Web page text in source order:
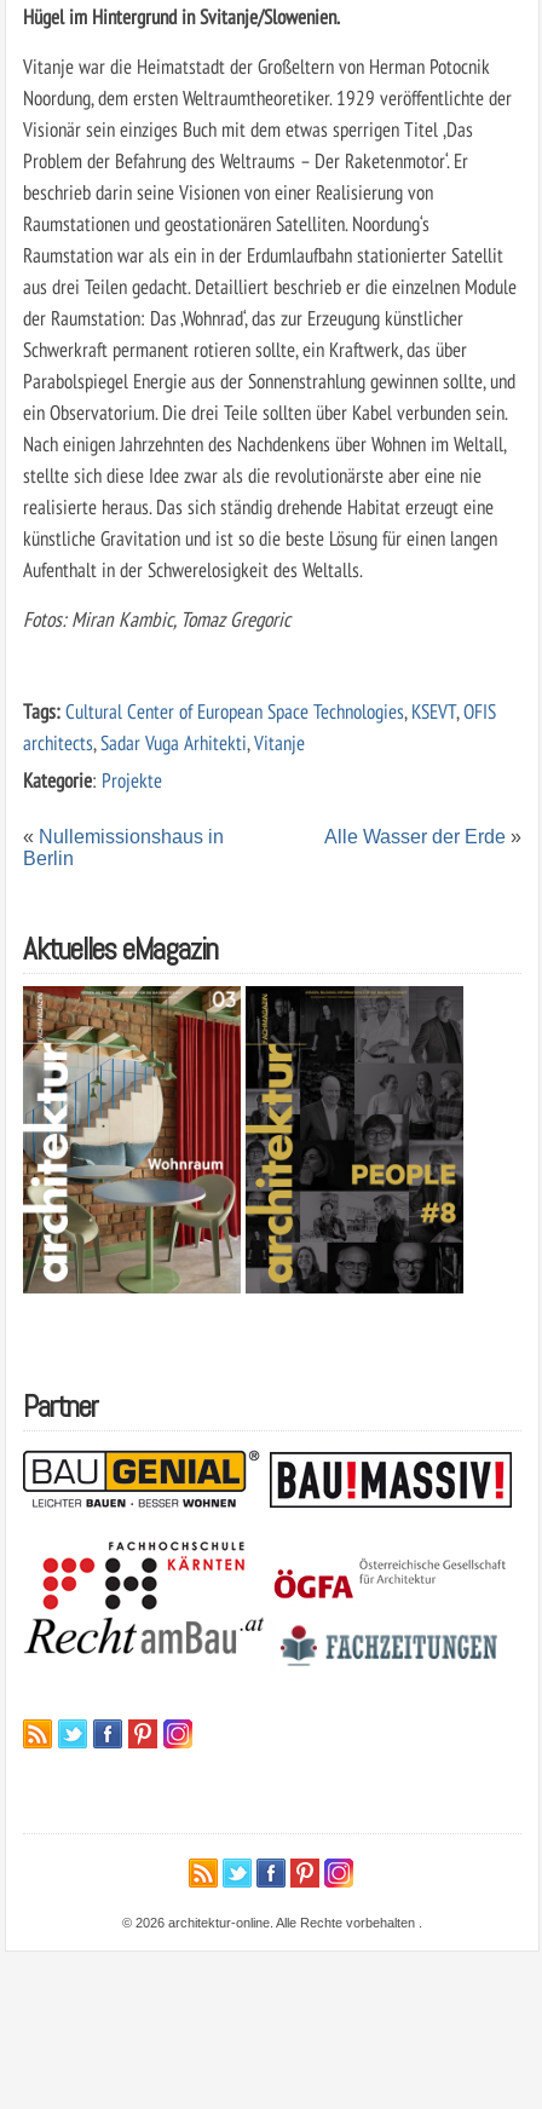
Hügel im Hintergrund in Svitanje/Slowenien.
Vitanje war die Heimatstadt der Großeltern von Herman Potocnik
Noordung, dem ersten Weltraumtheoretiker. 1929 veröffentlichte der
Visionär sein einziges Buch mit dem etwas sperrigen Titel ,Das
Problem der Befahrung des Weltraums – Der Raketenmotor‘. Er
beschrieb darin seine Visionen von einer Realisierung von
Raumstationen und geostationären Satelliten. Noordung‘s
Raumstation war als ein in der Erdumlaufbahn stationierter Satellit
aus drei Teilen gedacht. Detailliert beschrieb er die einzelnen Module
der Raumstation: Das ‚Wohnrad‘, das zur Erzeugung künstlicher
Schwerkraft permanent rotieren sollte, ein Kraftwerk, das über
Parabolspiegel Energie aus der Sonnenstrahlung gewinnen sollte, und
ein Observatorium. Die drei Teile sollten über Kabel verbunden sein.
Nach einigen Jahrzehnten des Nachdenkens über Wohnen im Weltall,
stellte sich diese Idee zwar als die revolutionärste aber eine nie
realisierte heraus. Das sich ständig drehende Habitat erzeugt eine
künstliche Gravitation und ist so die beste Lösung für einen langen
Aufenthalt in der Schwerelosigkeit des Weltalls.
Fotos: Miran Kambic, Tomaz Gregoric
Tags:Cultural Center of European Space Technologies,KSEVT,OFIS
architects,Sadar Vuga Arhitekti,Vitanje
Kategorie: Projekte
« Nullemissionshaus in
Berlin
Alle Wasser der Erde »
Aktuelles eMagazin
Partner
© 2026 architektur-online. Alle Rechte vorbehalten .